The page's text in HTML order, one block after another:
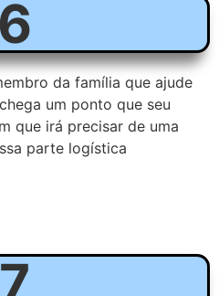
6
da família que ajude
um ponto que seu
que irá precisar de uma
parte logística